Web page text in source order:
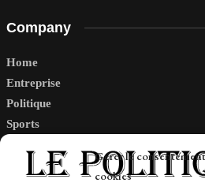
Gérer le
cookies
Company
Home
Entreprise
Politique
Sports